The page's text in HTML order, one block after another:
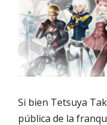
Si bien Tetsuya
pública de la